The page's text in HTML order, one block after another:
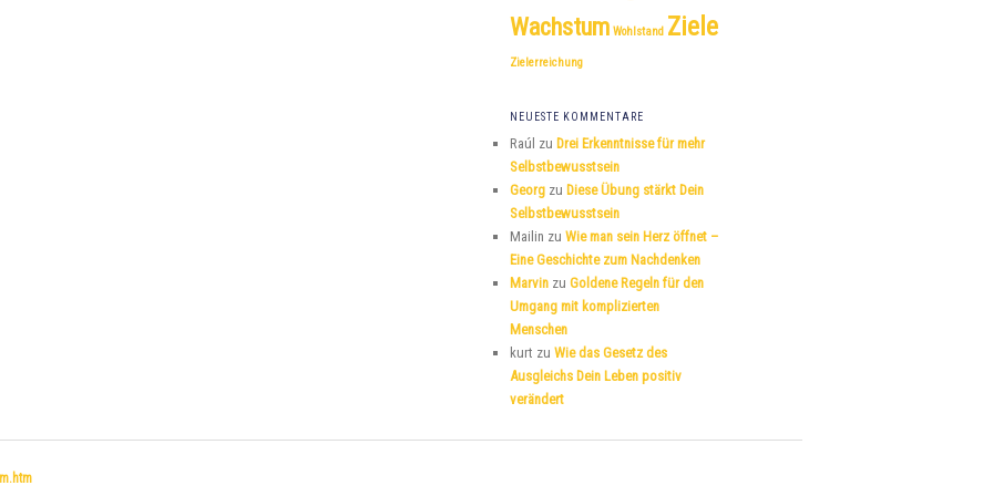
Wachstum Wohlstand Ziele
Zielerreichung
NEUESTE KOMMENTARE
Raúl zu Drei Erkenntnisse für mehr
Selbstbewusstsein
Georg zu Diese Übung stärkt Dein
Selbstbewusstsein
Mailin zu Wie man sein Herz öffnet –
Eine Geschichte zum Nachdenken
Marvin zu Goldene Regeln für den
Umgang mit komplizierten
Menschen
kurt zu Wie das Gesetz des
Ausgleichs Dein Leben positiv
verändert